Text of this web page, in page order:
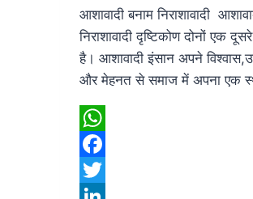
आशावादी बनाम निराशावादी
निराशावादी दृष्टिकोण दोनों एक
है। आशावादी इंसान अपने
और मेहनत से समाज में अपना एक
WhatsApp
Facebook